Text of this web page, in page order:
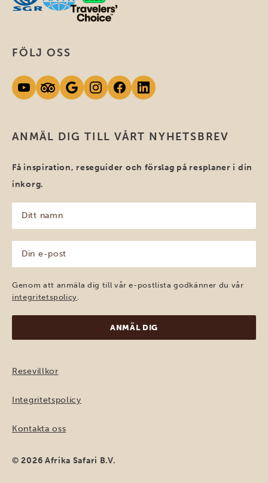
ANMÄL DIG TILL VÅRT NYHETSBREV
Få inspiration, reseguider och förslag på resplaner i din
inkorg.
namn
(Obligatoriskt)
post
(Obligatoriskt)
Genom att anmäla dig till vår e-postlista godkänner du vår
integritetspolicy.
FÖLJ OSS
Resevillkor
Integritetspolicy
Kontakta oss
© 2026 Afrika Safari B.V.